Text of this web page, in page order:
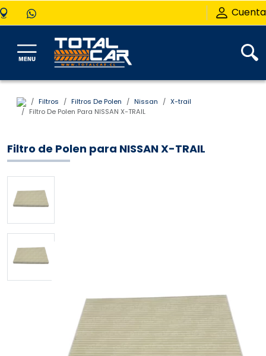
Cuenta
Filtros Filtros De Polen Nissan
X-trail
Filtro De Polen Para NISSAN X-TRAIL
Filtro de Polen para NISSAN X-TRAIL